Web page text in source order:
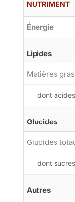
NUTRIMENT
Énergie
Lipides
Matières
dont
Glucides
Glucides
dont sucres
Autres